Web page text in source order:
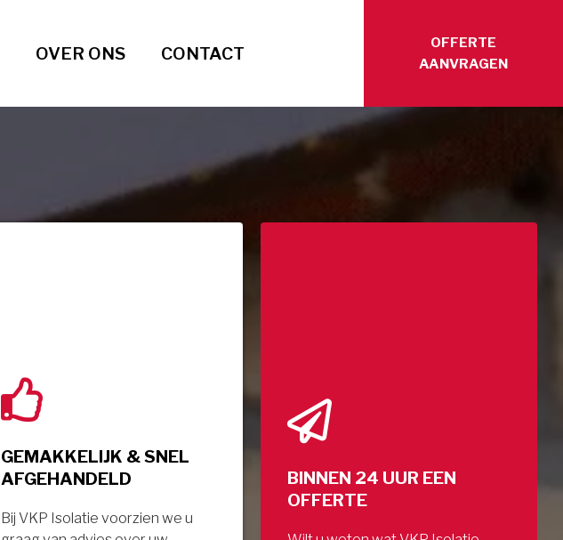
OVER ONS CONTACT
OFFERTE
AANVRAGEN
GEMAKKELIJK & SNEL
AFGEHANDELD
Bij VKP Isolatie voorzien we u
BINNEN 24 UUR EEN
OFFERTE